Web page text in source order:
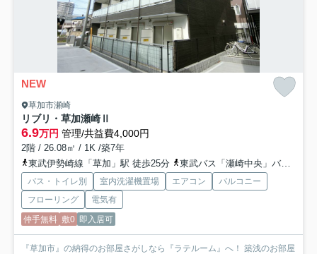
NEW
草加市瀬崎
リブリ・草加瀬崎Ⅱ
6.9万円 管理/共益費4,000円
2階 / 26.08㎡ / 1K /築7年
東武伊勢崎線「草加」駅 徒歩25分
東武バス「瀬崎中央」バス停下車 徒歩4分
バス・トイレ別 室内洗濯機置場 エアコン
バルコニー
フローリング
電気有
仲手無料 敷0 即入居可
『草加市』の納得のお部屋さがしなら『ラテルーム』へ！ 築浅のお部屋